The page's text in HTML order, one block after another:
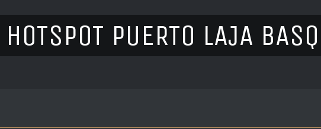
PUERTO LAJA